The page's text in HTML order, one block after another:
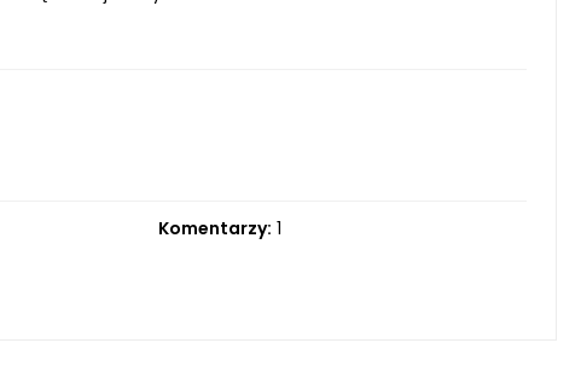
Komentarzy: 1